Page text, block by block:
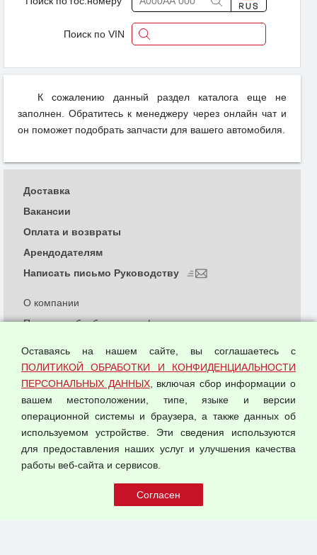
Поиск по VIN
К сожалению данный раздел каталога еще не
заполнен. Обратитесь к менеджеру через онлайн чат и
он поможет подобрать запчасти для вашего автомобиля.
© 2026 ООО "Феникс"
О компании
Политика обработки и конфиденциальности
Согласием на обработку персональных данных
Оферта оптовой купли-продажи
Публичная оферта
Доставка
Вакансии
Оплата и возвраты
Арендодателям
Написать письмо Руководству
Оставаясь на нашем сайте, вы соглашаетесь с
ПОЛИТИКОЙ ОБРАБОТКИ И КОНФИДЕНЦИАЛЬНОСТИ
ПЕРСОНАЛЬНЫХ ДАННЫХ, включая сбор информации о
вашем местоположении, типе, языке и версии
операционной системы и браузера, а также данных об
используемом устройстве. Эти сведения используются
для предоставления наших услуг и улучшения качества
работы веб-сайта и сервисов.